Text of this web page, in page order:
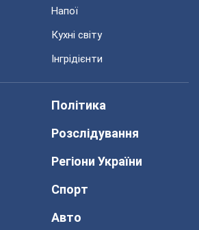
Напої
Кухні світу
Інгрідієнти
Політика
Розслідування
Регіони України
Спорт
Авто